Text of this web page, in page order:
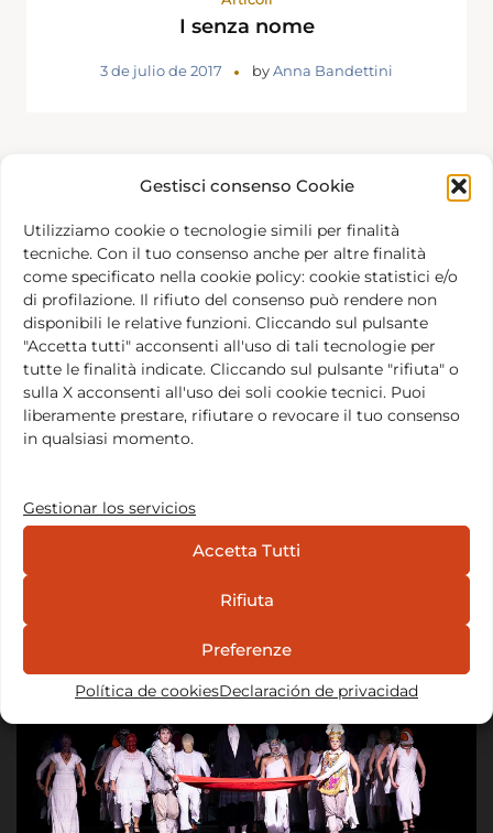
Gestisci consenso Cookie
Utilizziamo cookie o tecnologie simili per finalità
tecniche. Con il tuo consenso anche per altre finalità
come specificato nella cookie policy: cookie statistici e/o
di profilazione. Il rifiuto del consenso può rendere non
disponibili le relative funzioni. Cliccando sul pulsante
"Accetta tutti" acconsenti all'uso di tali tecnologie per
tutte le finalità indicate. Cliccando sul pulsante "rifiuta" o
sulla X acconsenti all'uso dei soli cookie tecnici. Puoi
liberamente prestare, rifiutare o revocare il tuo consenso
in qualsiasi momento.
Gestionar los servicios
Accetta Tutti
Rifiuta
Preferenze
Política de cookiesDeclaración de privacidad
I senza nome
3 de julio de 2017 byAnna Bandettini
Creamos la Fundación Barba Varley para promover
activamente el compromiso con las causas y los
valores que han motivado nuestra vida en el Odin
Teatret…Leer todo
Via Principe Eugenio, 15, 00185 Roma
info@fondazionebarbavarley.org